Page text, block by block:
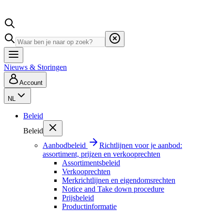
Nieuws & Storingen
Account
NL
Beleid
Beleid
Aanbodbeleid
Richtlijnen voor je aanbod:
assortiment, prijzen en verkooprechten
Assortimentsbeleid
Verkooprechten
Merkrichtlijnen en eigendomsrechten
Notice and Take down procedure
Prijsbeleid
Productinformatie